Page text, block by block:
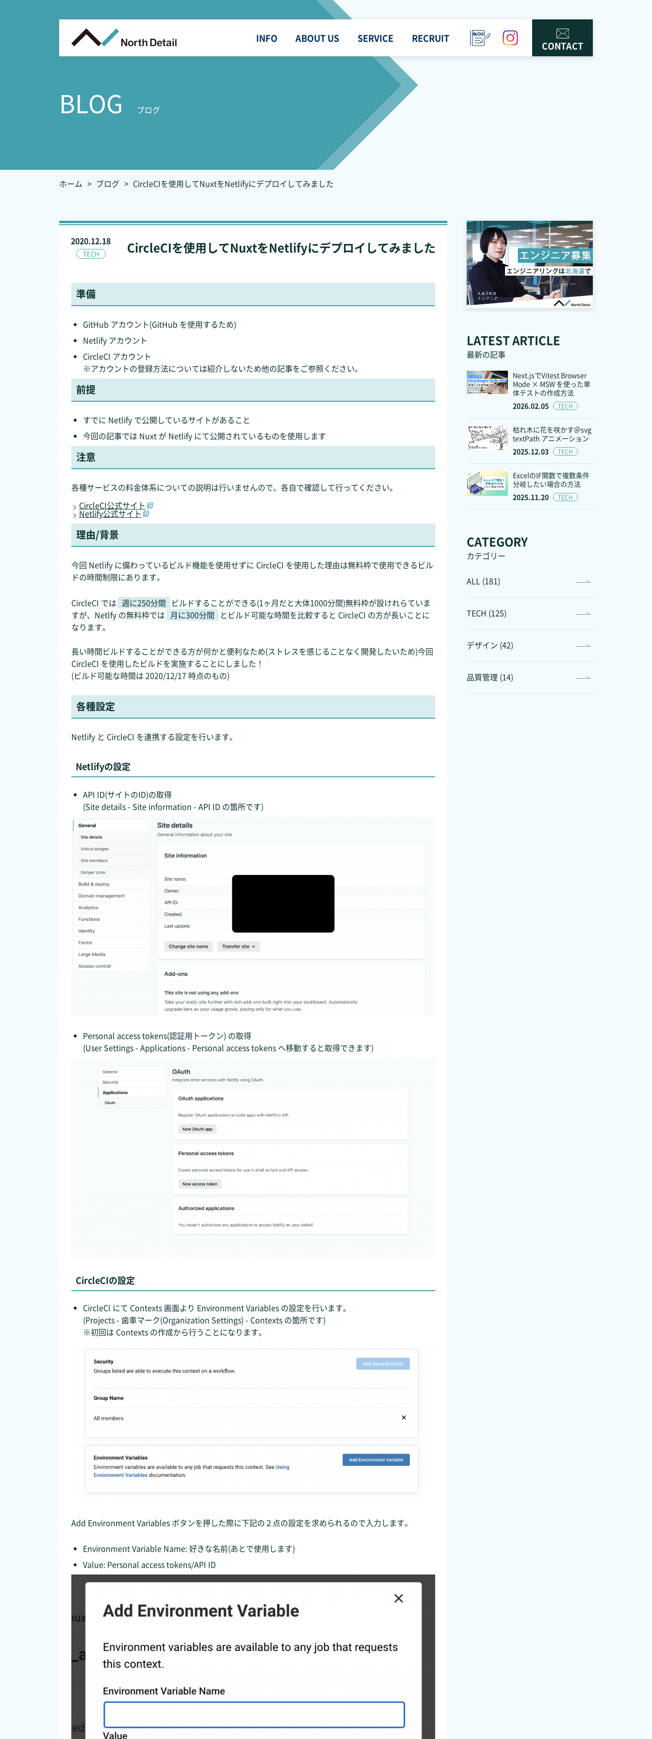
INFO ABOUT US SERVICE RECRUIT BLOG instagramCONTACT
BLOG ブログ
ホーム ブログ CircleCIを使用してNuxtをNetlifyにデプロイしてみました
2020.12.18
TECH CircleCIを使用してNuxtをNetlifyにデプロイしてみました
準備
GitHub アカウント(GitHub を使用するため)
Netlify アカウント
CircleCI アカウント
※アカウントの登録方法については紹介しないため他の記事をご参照ください。
前提
すでに Netlify で公開しているサイトがあること
今回の記事では Nuxt が Netlify にて公開されているものを使用します
注意
各種サービスの料金体系についての説明は行いませんので、各自で確認して行ってください。
CircleCI公式サイト
Netlify公式サイト
理由/背景
今回 Netlify に備わっているビルド機能を使用せずに CircleCI を使用した理由は無料枠で使用できるビル
ドの時間制限にあります。
CircleCI では 週に250分間
ビルドすることができる(1ヶ月だと大体1000分間)無料枠が設けれらていま
すが、Netlfy の無料枠では 月に300分間
とビルド可能な時間を比較すると CircleCI の方が長いことに
なります。
長い時間ビルドすることができる方が何かと便利なため(ストレスを感じることなく開発したいため)今回
CircleCI を使用したビルドを実施することにしました！
(ビルド可能な時間は 2020/12/17 時点のもの)
各種設定
Netlify と CircleCI を連携する設定を行います。
Netlifyの設定
API ID(サイトのID)の取得
(Site details - Site information - API ID の箇所です)
Personal access tokens(認証用トークン) の取得
(User Settings - Applications - Personal access tokens へ移動すると取得できます)
CircleCIの設定
CircleCI にて Contexts 画面より Environment Variables の設定を行います。
(Projects - 歯車マーク(Organization Settings) - Contexts の箇所です)
※初回は Contexts の作成から行うことになります。
Add Environment Variables ボタンを押した際に下記の２点の設定を求められるので入力します。
Environment Variable Name: 好きな名前(あとで使用します)
Value: Personal access tokens/API ID
LATEST ARTICLE
最新の記事
2026.02.05 TECH
Next.jsでVitest Browser
Mode × MSW を使った単
体テストの作成方法
2025.12.03 TECH
枯れ木に花を咲かす＠svg
textPath アニメーション
2025.11.20 TECH
ExcelのIF関数で複数条件
分岐したい場合の方法
CATEGORY
カテゴリー
ALL (181)
TECH (125)
デザイン (42)
品質管理 (14)